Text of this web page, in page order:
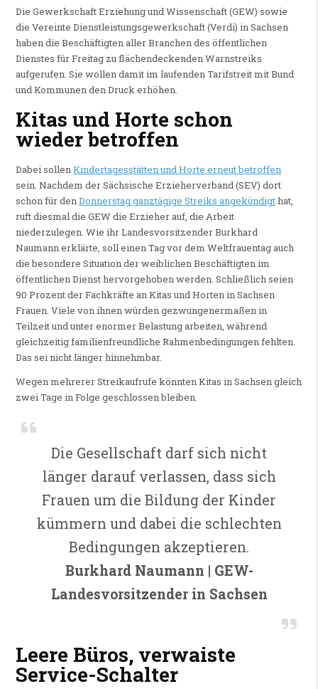
Die Gewerkschaft Erziehung und Wissenschaft (GEW) sowie
die Vereinte Dienstleistungsgewerkschaft (Verdi) in Sachsen
haben die Beschäftigten aller Branchen des öffentlichen
Dienstes für Freitag zu flächendeckenden Warnstreiks
aufgerufen. Sie wollen damit im laufenden Tarifstreit mit Bund
und Kommunen den Druck erhöhen.
Kitas und Horte schon
wieder betroffen
Dabei sollen Kindertagesstätten und Horte erneut betroffen
sein. Nachdem der Sächsische Erzieherverband (SEV) dort
schon für den Donnerstag ganztägige Streiks angekündigthat,
ruft diesmal die GEW die Erzieher auf, die Arbeit
niederzulegen. Wie ihr Landesvorsitzender Burkhard
Naumann erklärte, soll einen Tag vor dem Weltfrauentag auch
die besondere Situation der weiblichen Beschäftigten im
öffentlichen Dienst hervorgehoben werden. Schließlich seien
90 Prozent der Fachkräfte an Kitas und Horten in Sachsen
Frauen. Viele von ihnen würden gezwungenermaßen in
Teilzeit und unter enormer Belastung arbeiten, während
gleichzeitig familienfreundliche Rahmenbedingungen fehlten.
Das sei nicht länger hinnehmbar.
Wegen mehrerer Streikaufrufe könnten Kitas in Sachsen gleich
zwei Tage in Folge geschlossen bleiben.
Die Gesellschaft darf sich nicht
länger darauf verlassen, dass sich
Frauen um die Bildung der Kinder
kümmern und dabei die schlechten
Bedingungen akzeptieren.
Burkhard Naumann | GEW-
Landesvorsitzender in Sachsen
Leere Büros, verwaiste
Service-Schalter